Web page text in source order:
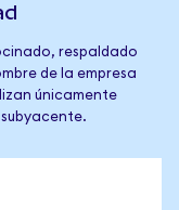
respaldado
de la empresa
únicamente